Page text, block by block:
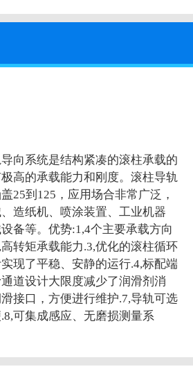
向系统是结构紧凑的滚柱承载的
高的承载能力和刚度。滚柱导轨
25到125，应用场合非常广泛，
造纸机、喷涂装置、工业机器
备等。优势:1,4个主要承载方向
高转矩承载能力.3,优化的滚柱循环
现了平稳、安静的运行.4,标配端
道设计大限度减少了润滑剂消
接口，方便进行维护.7,导轨可选
可集成感应、无磨损测量系